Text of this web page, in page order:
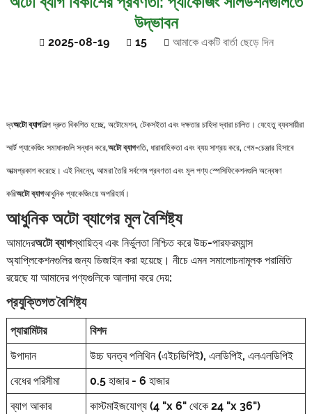
উদ্ভাবন
2025-08-19 15 আমাকে একটি বার্তা ছেড়ে দিন
দ্যঅটো ব্যাগশিল্প দ্রুত বিকশিত হচ্ছে, অটোমেশন, টেকসইতা এবং দক্ষতার চাহিদা দ্বারা চালিত। যেহেতু ব্যবসায়ীরা
স্মার্ট প্যাকেজিং সমাধানগুলি সন্ধান করে,অটো ব্যাগগতি, ধারাবাহিকতা এবং ব্যয় সাশ্রয় করে, গেম-চেঞ্জার হিসাবে
আত্মপ্রকাশ করেছে। এই নিবন্ধে, আমরা তৈরি সর্বশেষ প্রবণতা এবং মূল পণ্য স্পেসিফিকেশনগুলি অন্বেষণ
করিঅটো ব্যাগআধুনিক প্যাকেজিংয়ে অপরিহার্য।
আধুনিক অটো ব্যাগের মূল বৈশিষ্ট্য
আমাদেরঅটো ব্যাগস্থায়িত্ব এবং নির্ভুলতা নিশ্চিত করে উচ্চ-পারফরম্যান্স
অ্যাপ্লিকেশনগুলির জন্য ডিজাইন করা হয়েছে। নীচে এমন সমালোচনামূলক পরামিতি
রয়েছে যা আমাদের পণ্যগুলিকে আলাদা করে দেয়:
প্রযুক্তিগত বৈশিষ্ট্য
প্যারামিটার
বিশদ
উপাদান
উচ্চ ঘনত্ব পলিথিন (এইচডিপিই), এলডিপিই, এলএলডিপিই
বেধের পরিসীমা
0.5 হাজার - 6 হাজার
ব্যাগ আকার
কাস্টমাইজযোগ্য (4 "x 6" থেকে 24 "x 36")